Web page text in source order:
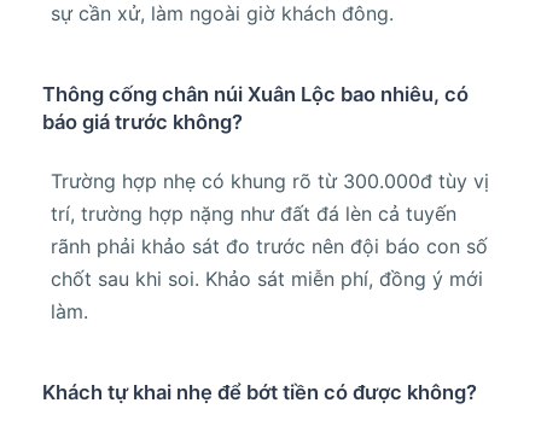
sự cần xử, làm ngoài giờ khách đông.
Thông cống chân núi Xuân Lộc bao nhiêu, có
báo giá trước không?
Trường hợp nhẹ có khung rõ từ 300.000đ tùy vị
trí, trường hợp nặng như đất đá lèn cả tuyến
rãnh phải khảo sát đo trước nên đội báo con số
chốt sau khi soi. Khảo sát miễn phí, đồng ý mới
làm.
Khách tự khai nhẹ để bớt tiền có được không?